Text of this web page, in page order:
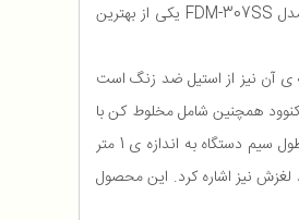
زدن، تکه کردن، ریز ریز کردن و پوره شدن یک مواد غذایی، سبزیجات و میوه ها با فرآوری سریع که می تواند در صرفه جویی هزینه و انرژی بسیار کمک کننده باشد. غذاساز کنوود مدل FDM-307SS یکی از بهترین
آن نیز از استیل ضد زنگ است
همچنین شامل مخلوط کن با
حجم 1.2 لیتر، یخ خرد کن، آب مرکبات گیری، آبمیوه گیری، آسیاب، خمیر زن و همزن نیز می باشد. غذاساز کنوود فاقد چرخ گوشت بوده و تعداد دیسک رنده ی آن 3 عدد می باشد. طول سیم دستگاه به اندازه ی 1 متر
نیز اشاره کرد. این محصول